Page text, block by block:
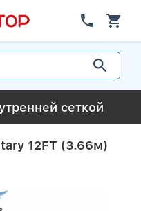
сеткой
12FT (3.66м)